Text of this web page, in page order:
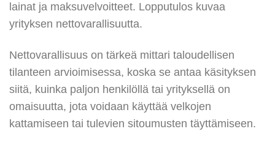
lainat ja maksuvelvoitteet. Lopputulos kuvaa
yrityksen nettovarallisuutta.
Nettovarallisuus on tärkeä mittari taloudellisen
tilanteen arvioimisessa, koska se antaa käsityksen
siitä, kuinka paljon henkilöllä tai yrityksellä on
omaisuutta, jota voidaan käyttää velkojen
kattamiseen tai tulevien sitoumusten täyttämiseen.